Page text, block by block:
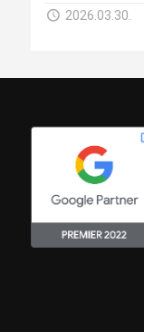
2026.03.30.